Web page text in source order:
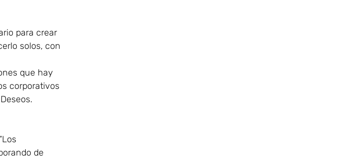
para crear
solos, con
que hay
corporativos
de